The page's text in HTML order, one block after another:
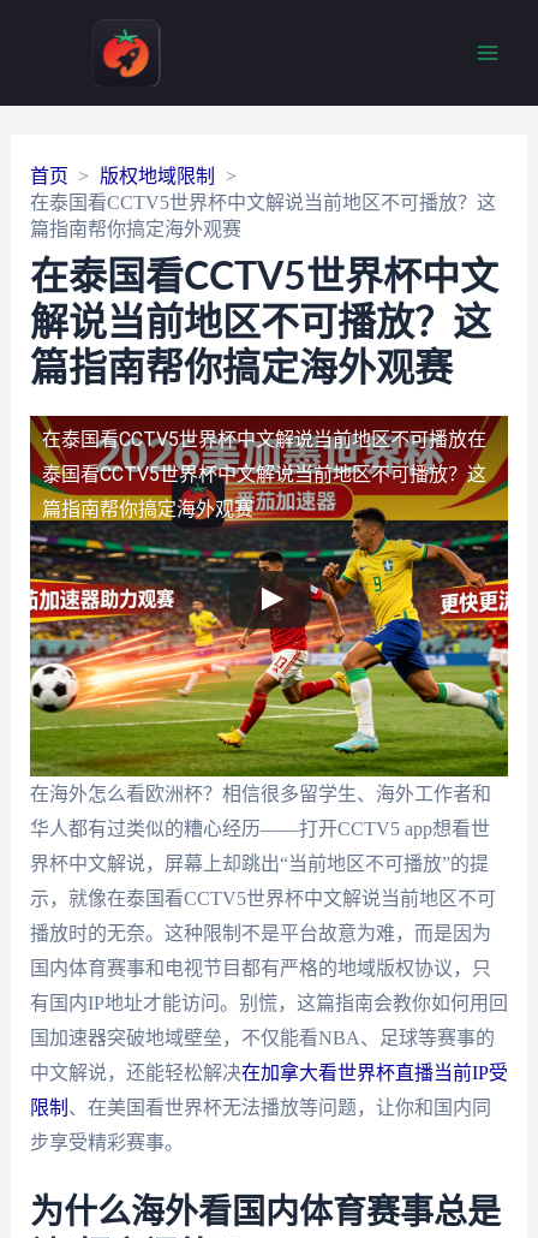
首页
版权地域限制
在泰国看CCTV5世界杯中文解说当前地区不可播放？这
篇指南帮你搞定海外观赛
在泰国看CCTV5世界杯中文
解说当前地区不可播放？这
篇指南帮你搞定海外观赛
在泰国看CCTV5世界杯中文解说当前地区不可播放在
泰国看CCTV5世界杯中文解说当前地区不可播放？这
篇指南帮你搞定海外观赛
在海外怎么看欧洲杯？相信很多留学生、海外工作者和
华人都有过类似的糟心经历——打开CCTV5 app想看世
界杯中文解说，屏幕上却跳出“当前地区不可播放”的提
示，就像在泰国看CCTV5世界杯中文解说当前地区不可
播放时的无奈。这种限制不是平台故意为难，而是因为
国内体育赛事和电视节目都有严格的地域版权协议，只
有国内IP地址才能访问。别慌，这篇指南会教你如何用回
国加速器突破地域壁垒，不仅能看NBA、足球等赛事的
中文解说，还能轻松解决在加拿大看世界杯直播当前IP受
限制 、在美国看世界杯无法播放等问题，让你和国内同
步享受精彩赛事。
为什么海外看国内体育赛事总是